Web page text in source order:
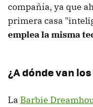
compañía, ya que
primera casa
emplea la misma
¿A dónde van
La Barbie